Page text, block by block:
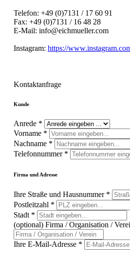
Telefon: +49 (0)7131 / 17 60 91
Fax: +49 (0)7131 / 16 48 28
E-Mail: info@eichmueller.com
Instagram: https://
Kontaktanfrage
Kunde
Anrede *
Vorname *
Nachname *
Telefonnummer *
Firma und Adresse
Ihre Straße und Hausnummer *
Postleitzahl *
Stadt *
(optional) Firma / Organisation /
Ihre E-Mail-Adresse *